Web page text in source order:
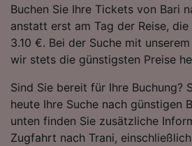
Buchen Sie Ihre Tickets von Bari
anstatt erst am Tag der Reise,
3.10 €. Bei der Suche mit
wir stets die günstigsten Preise
Sind Sie bereit für Ihre Buchung?
heute Ihre Suche nach günstigen
unten finden Sie zusätzliche
Zugfahrt nach Trani,
Angeboten.
Liste der Partner (Lieferanten)